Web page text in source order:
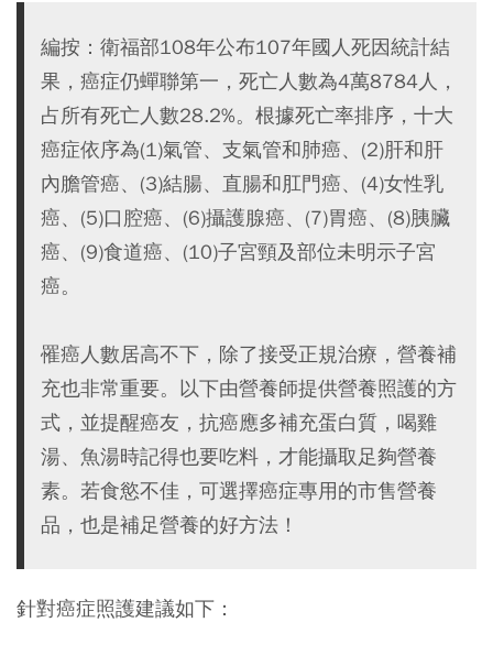
編按：衛福部108年公布107年國人死因統計結
果，癌症仍蟬聯第一，死亡人數為4萬8784人，
占所有死亡人數28.2%。根據死亡率排序，十大
癌症依序為(1)氣管、支氣管和肺癌、(2)肝和肝
內膽管癌、(3)結腸、直腸和肛門癌、(4)女性乳
癌、(5)口腔癌、(6)攝護腺癌、(7)胃癌、(8)胰臟
癌、(9)食道癌、(10)子宮頸及部位未明示子宮
癌。
罹癌人數居高不下，除了接受正規治療，營養補
充也非常重要。以下由營養師提供營養照護的方
式，並提醒癌友，抗癌應多補充蛋白質，喝雞
湯、魚湯時記得也要吃料，才能攝取足夠營養
素。若食慾不佳，可選擇癌症專用的市售營養
品，也是補足營養的好方法！
針對癌症照護建議如下：